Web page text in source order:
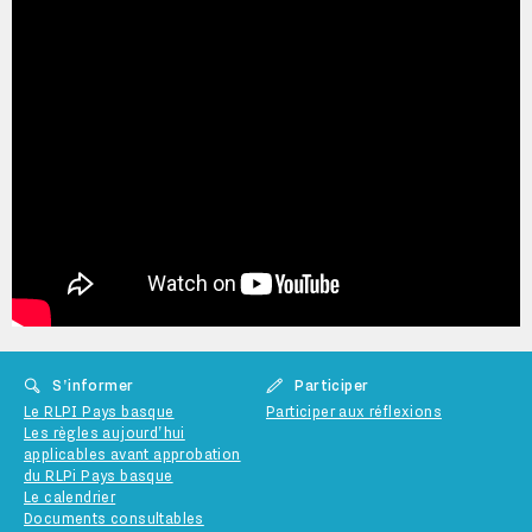
S'informer
Le RLPI Pays basque
Les règles aujourd'hui
applicables avant approbation
du RLPi Pays basque
Le calendrier
Documents consultables
Participer
Participer aux réflexions